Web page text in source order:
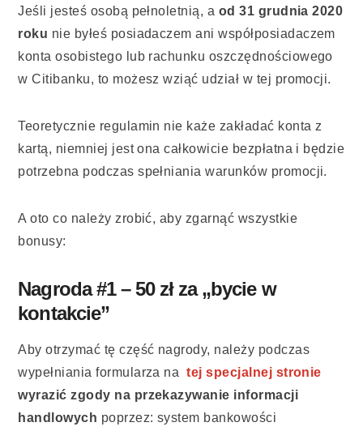
Jeśli jesteś osobą pełnoletnią, a od 31 grudnia 2020
roku nie byłeś posiadaczem ani współposiadaczem
konta osobistego lub rachunku oszczędnościowego
w Citibanku, to możesz wziąć udział w tej promocji.
Teoretycznie regulamin nie każe zakładać konta z
kartą, niemniej jest ona całkowicie bezpłatna i będzie
potrzebna podczas spełniania warunków promocji.
A oto co należy zrobić, aby zgarnąć wszystkie
bonusy:
Nagroda #1 – 50 zł za „bycie w
kontakcie”
Aby otrzymać tę część nagrody, należy podczas
wypełniania formularza na
tej specjalnej stronie
wyrazić zgody na przekazywanie informacji
handlowych poprzez: system bankowości